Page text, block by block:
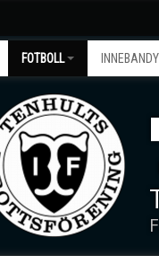
FOTBOLL INNEBANDY